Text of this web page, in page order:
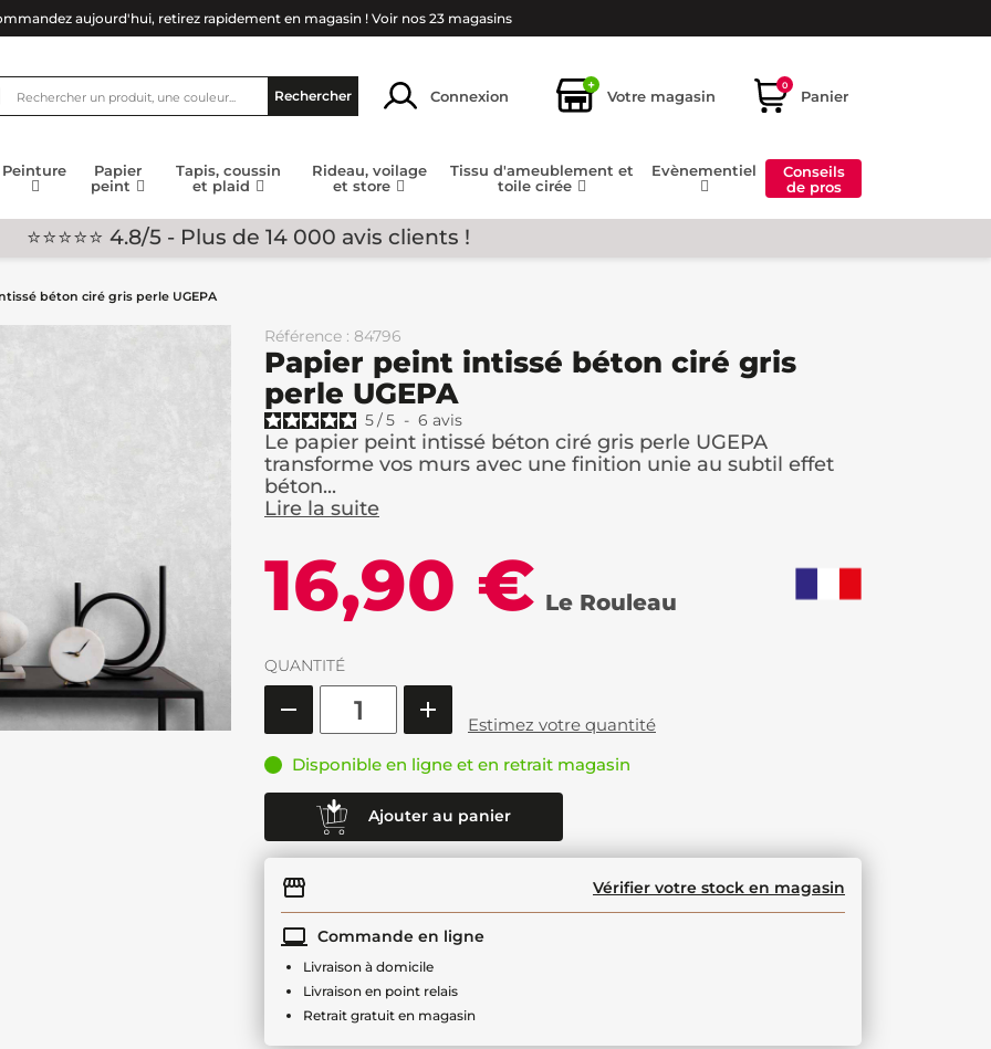
aujourd'hui, retirez rapidement en magasin ! Voir nos 23 magasins
Rechercher Connexion
+
Votre magasin
0
Panier
Peinture
Papier
peint
Tapis, coussin
et plaid
Rideau, voilage
et store
Tissu d'ameublement et
toile cirée
Evènementiel
Conseils
de pros
⭐⭐⭐⭐⭐ 4.8/5 - Plus de 14 000 avis clients !
béton ciré gris perle UGEPA
Référence : 84796
Papier peint intissé béton ciré gris
perle UGEPA
5/5 - 6 avis
Le papier peint intissé béton ciré gris perle UGEPA
transforme vos murs avec une finition unie au subtil effet
béton...
Lire la suite
16,90 € Le Rouleau
QUANTITÉ
Estimez votre quantité
Disponible en ligne et en retrait magasin
Ajouter au panier
Vérifier votre stock en magasin
Commande en ligne
Livraison à domicile
Livraison en point relais
Retrait gratuit en magasin